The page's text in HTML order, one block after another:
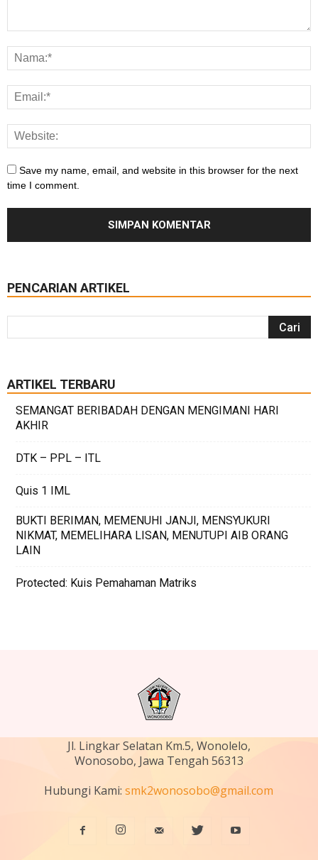
Save my name, email, and website in this browser for the next
time I comment.
PENCARIAN ARTIKEL
ARTIKEL TERBARU
SEMANGAT BERIBADAH DENGAN MENGIMANI HARI
AKHIR
DTK – PPL – ITL
Quis 1 IML
BUKTI BERIMAN, MEMENUHI JANJI, MENSYUKURI
NIKMAT, MEMELIHARA LISAN, MENUTUPI AIB ORANG
LAIN
Protected: Kuis Pemahaman Matriks
Jl. Lingkar Selatan Km.5, Wonolelo,
Wonosobo, Jawa Tengah 56313
Hubungi Kami:smk2wonosobo@gmail.com